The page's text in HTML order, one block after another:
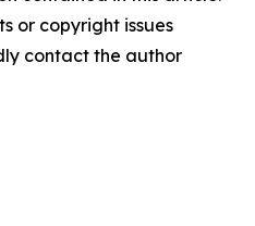
or copyright issues
contact the author